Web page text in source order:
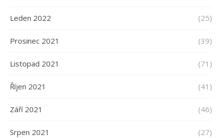
Leden 2022 (25)
Prosinec 2021 (39)
Listopad 2021 (71)
Říjen 2021 (41)
Září 2021 (46)
Srpen 2021 (27)